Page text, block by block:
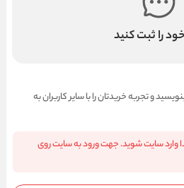
را ثبت کنید
و تجربه خریدتان را با سایر کاربران به
وارد سایت شوید. جهت ورود به سایت روی